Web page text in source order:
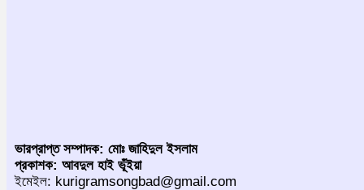
ভারপ্রাপ্ত সম্পাদক: মোঃ জাহিদুল ইসলাম
প্রকাশক: আবদুল হাই ভূঁইয়া
ইমেইল: kurigramsongbad@gmail.com